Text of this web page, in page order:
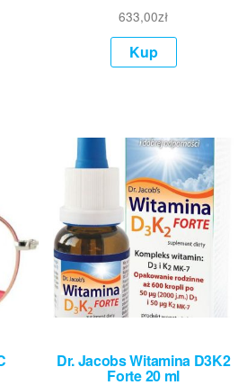
633,00zł
Kup
Dr. Jacobs Witamina D3K2
Forte 20 ml